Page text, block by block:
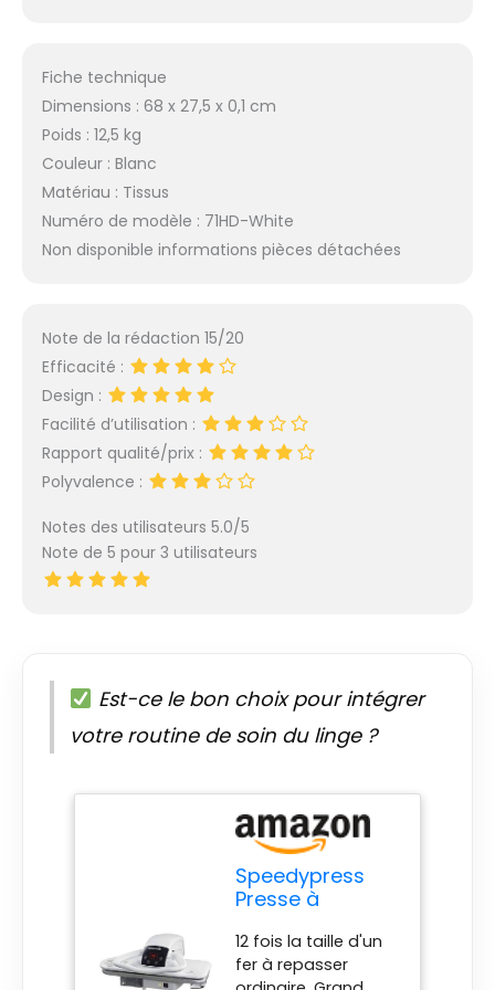
par an Conçu pour
une utilisation
automatique : temps
seulement 2 minutes.
suivant l'allumage.
Puissante sortie de
vapeur, presque
pulvérisée en plus de
la vapeur. Lorsque
vous appuyez sur la
poignée vers le bas
en position semi-
fermée, elle émet
automatiquement de
température de
repassage précise.
Plage de température
(environ). Système de
sécurité électronique
et arrêt automatique
Fers multicouches.
Peut réduire le temps
de repassage jusqu'à
75 %. Puissants éclats
de vapeur. Les tissus
durent beaucoup
Fiche technique
Dimensions : 68 x 27,5 x 0,1 cm
Poids : 12,5 kg
Couleur : Blanc
Matériau : Tissus
Numéro de modèle : 71HD-White
Non disponible informations pièces détachées
Note de la rédaction 15/20
Efficacité :
Design :
Facilité d’utilisation :
Rapport qualité/prix :
Polyvalence :
Notes des utilisateurs 5.0/5
Note de 5 pour 3 utilisateurs
Est-ce le bon choix pour intégrer
votre routine de soin du linge ?
Speedypress
Presse à
Vapeur 71HD-
Blanc 68cm
12 fois la taille d'un
fer à repasser